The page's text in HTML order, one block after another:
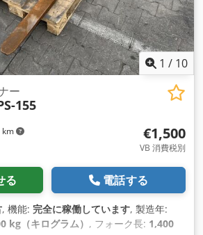
1 / 10
km
ー
155
€1,500
VB 消費税別
る 電話する
, 機能: 完全に稼働しています, 製造年:
kg（キログラム） , フォーク長: 1,400